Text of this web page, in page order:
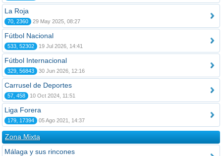
La Roja
70, 2360 29 May 2025, 08:27
Fútbol Nacional
533, 52302 19 Jul 2026, 14:41
Fútbol Internacional
329, 56843 30 Jun 2026, 12:16
Carrusel de Deportes
57, 458 10 Oct 2024, 11:51
Liga Forera
179, 17394 05 Ago 2021, 14:37
Zona Mixta
Málaga y sus rincones